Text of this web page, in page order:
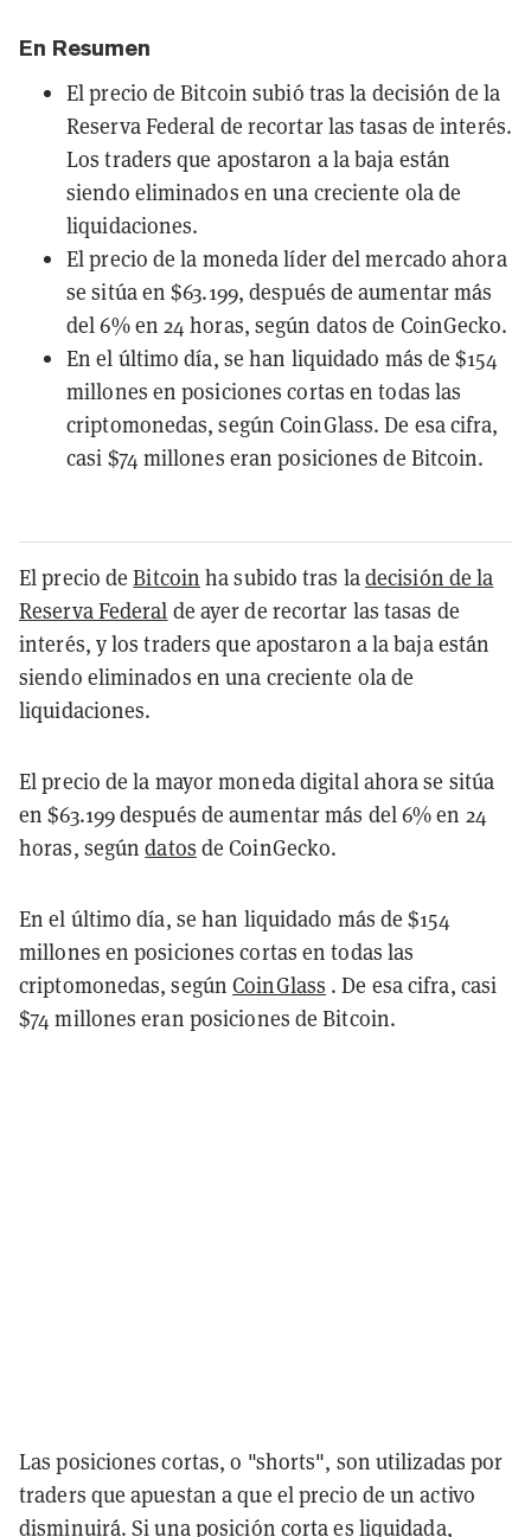
En Resumen
El precio de Bitcoin subió tras la decisión de la
Reserva Federal de recortar las tasas de interés.
Los traders que apostaron a la baja están
siendo eliminados en una creciente ola de
liquidaciones.
El precio de la moneda líder del mercado ahora
se sitúa en $63.199, después de aumentar más
del 6% en 24 horas, según datos de CoinGecko.
En el último día, se han liquidado más de $154
millones en posiciones cortas en todas las
criptomonedas, según CoinGlass. De esa cifra,
casi $74 millones eran posiciones de Bitcoin.
El precio deBitcoin ha subido tras ladecisión de la
Reserva Federal de ayer de recortar las tasas de
interés, y los traders que apostaron a la baja están
siendo eliminados en una creciente ola de
liquidaciones.
El precio de la mayor moneda digital ahora se sitúa
en $63.199 después de aumentar más del 6% en 24
horas, segúndatos de CoinGecko.
En el último día, se han liquidado más de $154
millones en posiciones cortas en todas las
criptomonedas, segúnCoinGlass . De esa cifra, casi
$74 millones eran posiciones de Bitcoin.
Las posiciones cortas, o "shorts", son utilizadas por
traders que apuestan a que el precio de un activo
disminuirá. Si una posición corta es liquidada,